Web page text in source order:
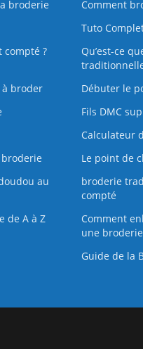
broderie
Comment
Tuto
compté ?
Qu’est-ce
broder
Débuter le
Fils DMC
Calculateur
Le point de
au
broderie
compté
de A à Z
Comment
une broderie
Guide de la